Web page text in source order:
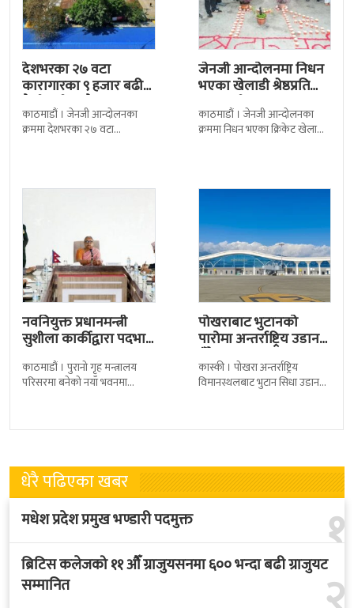
देशभरका २७ वटा
कारागारका ९ हजार बढी
कैदीबन्दी अझै फरार
काठमाडौं । जेनजी आन्दोलनका
क्रममा देशभरका २७ वटा
जेनजी आन्दोलनमा निधन
भएका खेलाडी श्रेष्ठप्रति
श्रद्धाञ्जली
काठमाडौं । जेनजी आन्दोलनका
क्रममा निधन भएका क्रिकेट खेलाडी
नवनियुक्त प्रधानमन्त्री
सुशीला कार्कीद्वारा पदभार
काठमाडौं । पुरानो गृह मन्त्रालय
परिसरमा बनेको नयाँ भवनमा
नवनियुक्त
पोखराबाट भुटानको
पारोमा अन्तर्राष्ट्रिय उडान
हुँदै
कास्की । पोखरा अन्तर्राष्ट्रिय
विमानस्थलबाट भुटान सिधा उडान
लागेको हो
धेरै पढिएका खबर
१
मधेश प्रदेश प्रमुख भण्डारी पदमुक्त
ब्रिटिस कलेजको ११ औँ ग्राजुयसनमा ६०० भन्दा बढी ग्राजुयट
सम्मानित